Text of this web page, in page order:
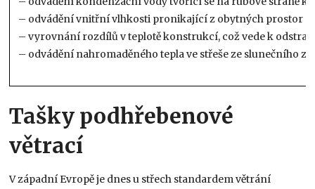
– odvádění vnitřní vlhkosti pronikající z obytných prostor
– vyrovnání rozdílů v teplotě konstrukcí, což vede k
– odvádění nahromaděného tepla ve střeše ze slunečního
Tašky podhřebenové
větrací
V západní Evropě je dnes u střech standardem větrání